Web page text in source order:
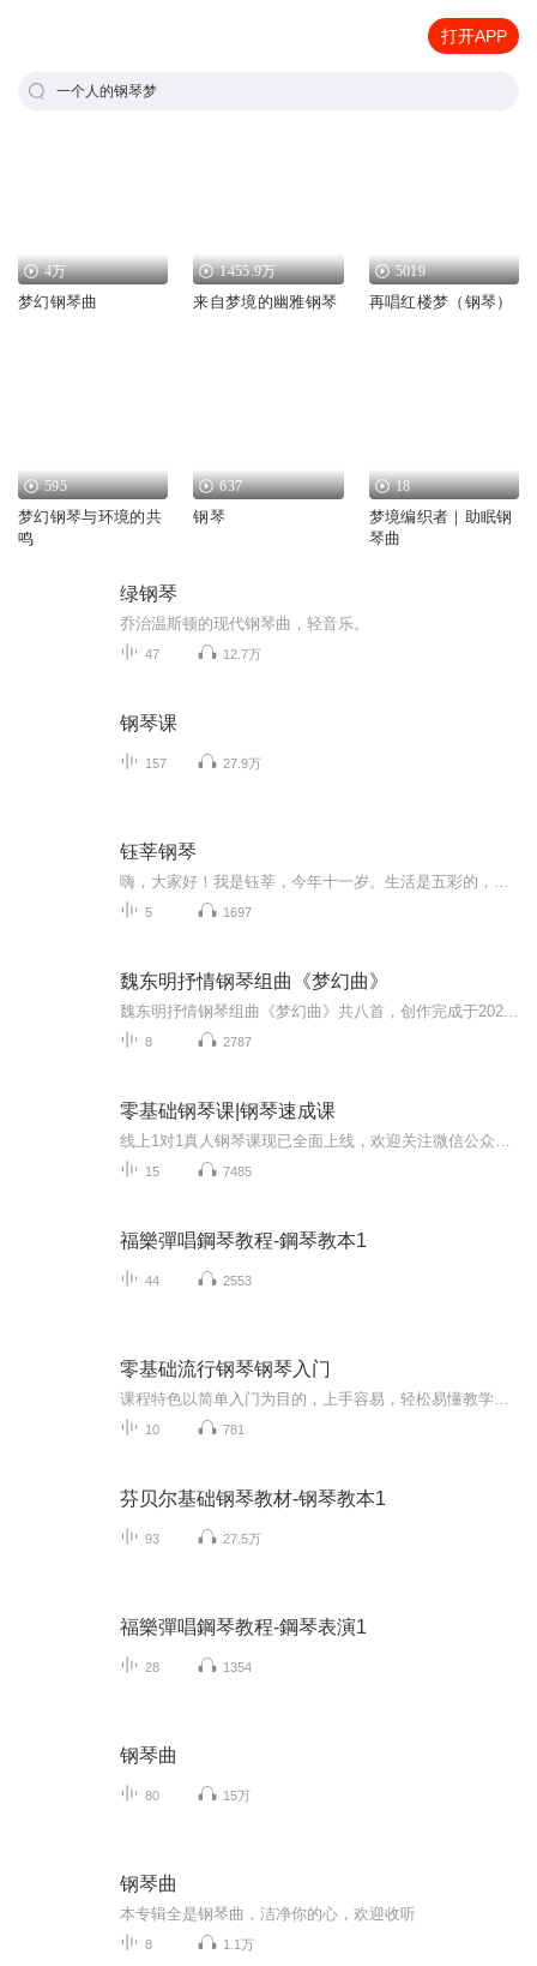
打开APP
一个人的钢琴梦
4万
梦幻钢琴曲
1455.9万
来自梦境的幽雅钢琴
5019
再唱红楼梦（钢琴）
595
梦幻钢琴与环境的共
鸣
637
钢琴
18
梦境编织者｜助眠钢
琴曲
绿钢琴
乔治温斯顿的现代钢琴曲，轻音乐。
47 12.7万
钢琴课
157 27.9万
钰莘钢琴
5 1697
魏东明抒情钢琴组曲《梦幻曲》
8 2787
零基础钢琴课|钢琴速成课
15 7485
福樂彈唱鋼琴教程-鋼琴教本1
44 2553
零基础流行钢琴钢琴入门
10 781
芬贝尔基础钢琴教材-钢琴教本1
93 27.5万
福樂彈唱鋼琴教程-鋼琴表演1
28 1354
钢琴曲
80 15万
钢琴曲
本专辑全是钢琴曲，洁净你的心，欢迎收听
8 1.1万